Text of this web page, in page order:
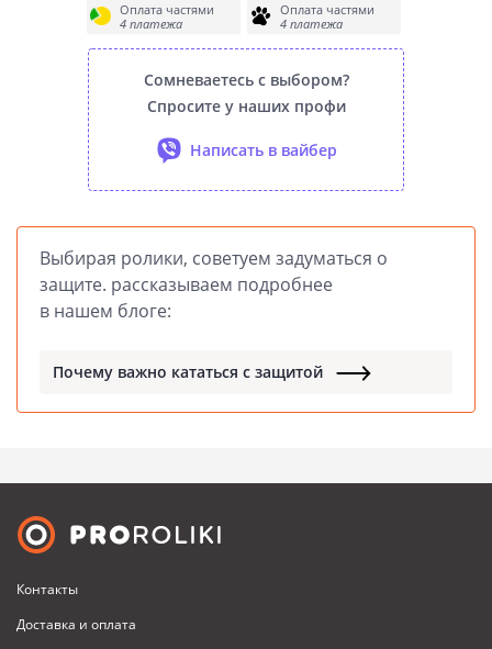
Оплата частями
4 платежа
Оплата частями
4 платежа
Сомневаетесь с выбором?
Спросите у наших профи
Написать в вайбер
Выбирая ролики, советуем задуматься о
защите. рассказываем подробнее
в нашем блоге:
Почему важно кататься с защитой
Контакты
Доставка и оплата